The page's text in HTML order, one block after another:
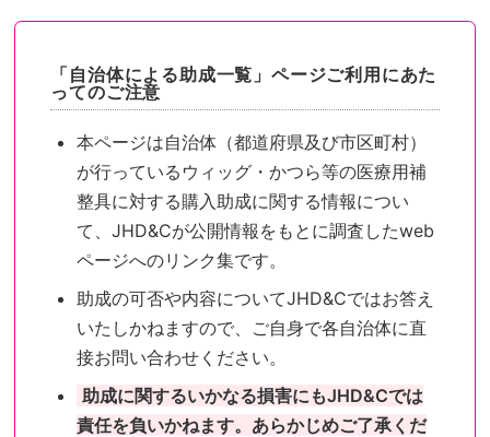
「自治体による助成一覧」ページご利用にあた
ってのご注意
本ページは自治体（都道府県及び市区町村）
が行っているウィッグ・かつら等の医療用補
整具に対する購入助成に関する情報につい
て、JHD&Cが公開情報をもとに調査したweb
ページへのリンク集です。
助成の可否や内容についてJHD&Cではお答え
いたしかねますので、ご自身で各自治体に直
接お問い合わせください。
助成に関するいかなる損害にもJHD&Cでは
責任を負いかねます。あらかじめご了承くだ